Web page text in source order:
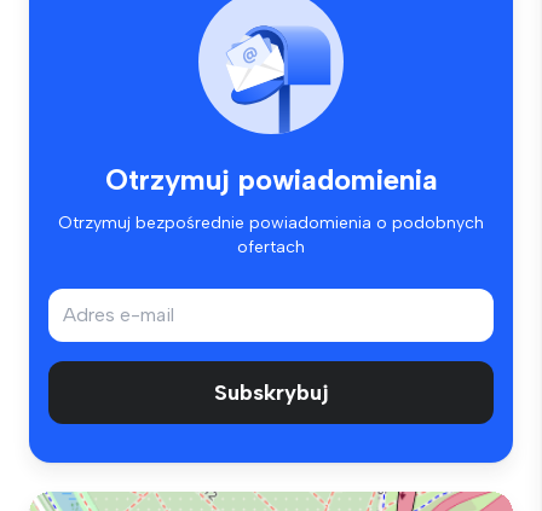
Otrzymuj powiadomienia
Otrzymuj bezpośrednie powiadomienia o podobnych
ofertach
Subskrybuj